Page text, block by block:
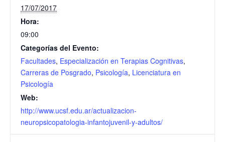
17/07/2017
Hora:
09:00
Categorías del Evento:
Facultades, Especialización en Terapias Cognitivas,
Carreras de Posgrado, Psicología, Licenciatura en
Psicología
Web:
http://www.ucsf.edu.ar/actualizacion-
neuropsicopatologia-infantojuvenil-y-adultos/